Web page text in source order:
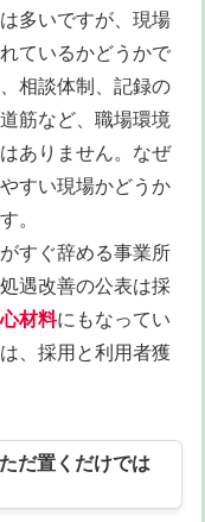
多いですが、現場
ているかどうかで
相談体制、記録の
筋など、職場環境
ありません。なぜ
すい現場かどうか
。
すぐ辞める事業所
遇改善の公表は採
材料にもなってい
、採用と利用者獲
だ置くだけでは